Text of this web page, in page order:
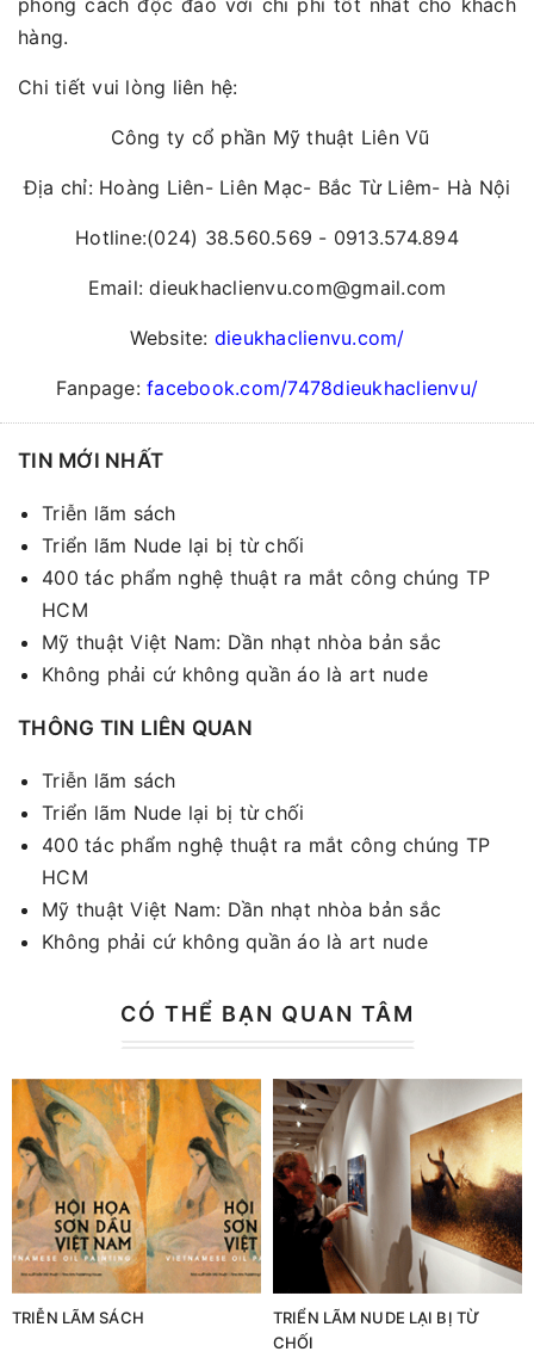
phong cách độc đáo với chi phí tốt nhất cho khách
hàng.
Chi tiết vui lòng liên hệ:
Công ty cổ phần Mỹ thuật Liên Vũ
Địa chỉ: Hoàng Liên- Liên Mạc- Bắc Từ Liêm- Hà Nội
Hotline:(024) 38.560.569 - 0913.574.894
Email: dieukhaclienvu.com@gmail.com
Website: dieukhaclienvu.com/
Fanpage:facebook.com/7478dieukhaclienvu/
TIN MỚI NHẤT
Triễn lãm sách
Triển lãm Nude lại bị từ chối
400 tác phẩm nghệ thuật ra mắt công chúng TP
HCM
Mỹ thuật Việt Nam: Dần nhạt nhòa bản sắc
Không phải cứ không quần áo là art nude
THÔNG TIN LIÊN QUAN
Triễn lãm sách
Triển lãm Nude lại bị từ chối
400 tác phẩm nghệ thuật ra mắt công chúng TP
HCM
Mỹ thuật Việt Nam: Dần nhạt nhòa bản sắc
Không phải cứ không quần áo là art nude
CÓ THỂ BẠN QUAN TÂM
TRIỄN LÃM SÁCH
TRIỂN LÃM NUDE LẠI BỊ TỪ
CHỐI